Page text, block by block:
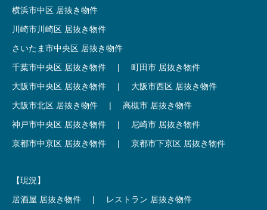
横浜市中区 居抜き物件
川崎市川崎区 居抜き物件
さいたま市中央区 居抜き物件
千葉市中央区 居抜き物件
|
町田市 居抜き物件
大阪市中央区 居抜き物件
|
大阪市西区 居抜き物件
大阪市北区 居抜き物件
|
高槻市 居抜き物件
神戸市中央区 居抜き物件
|
尼崎市 居抜き物件
京都市中京区 居抜き物件
| 京都市下京区 居抜き物件
【現況】
居酒屋 居抜き物件
|
レストラン 居抜き物件